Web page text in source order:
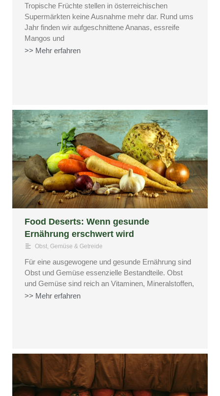
Tropische Früchte stellen in österreichischen
Supermärkten keine Ausnahme mehr dar. Rund ums
Jahr finden wir aufgeschnittene Ananas, essreife
Mangos und
>> Mehr erfahren
Food Deserts: Wenn gesunde
Ernährung erschwert wird
Obst, Gemüse & Getreide
Für eine ausgewogene und gesunde Ernährung sind
Obst und Gemüse essenzielle Bestandteile. Obst
und Gemüse sind reich an Vitaminen, Mineralstoffen,
>> Mehr erfahren